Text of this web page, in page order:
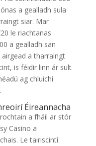
a gealladh sula
siar. Mar
le riachtanas
a gealladh san
a tharraingt
is féidir linn ár sult
ag chluichí
Éireannacha
a fháil ar stór
Casino a
Le tairiscintí